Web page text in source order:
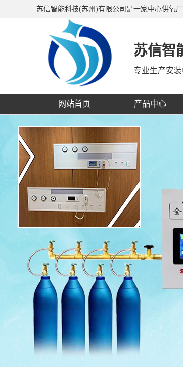
苏信智能科技(苏州)有限公司是一家中心供氧
备带、呼叫对讲系统等，公司产品销往全国
苏信智
专业生产安
网站首页 产品中心